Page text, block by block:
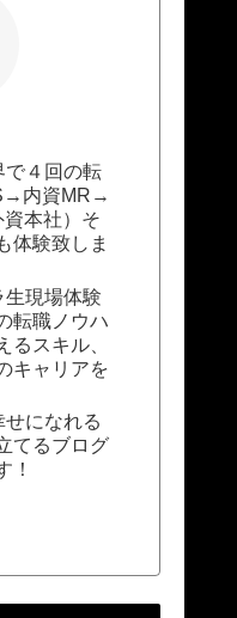
で４回の転
内資MR→
本社）そ
体験致しま
現場体験
転職ノウハ
るスキル、
キャリアを
になれる
てるブログ
！